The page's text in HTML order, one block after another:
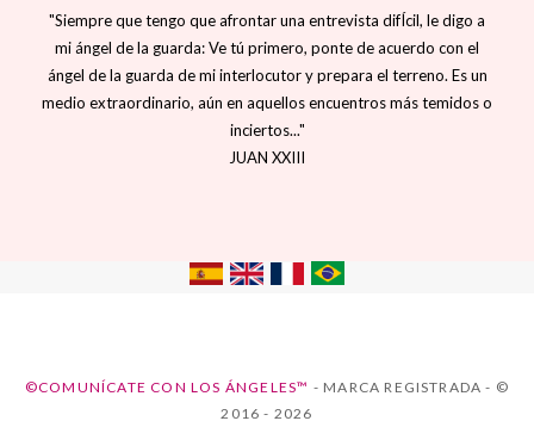
"Siempre que tengo que afrontar una entrevista difÍcil, le digo a
mi ángel de la guarda: Ve tú primero, ponte de acuerdo con el
ángel de la guarda de mi interlocutor y prepara el terreno. Es un
medio extraordinario, aún en aquellos encuentros más temidos o
inciertos..."
JUAN XXIII
©COMUNÍCATE CON LOS ÁNGELES™ - MARCA REGISTRADA - ©
2016 - 2026